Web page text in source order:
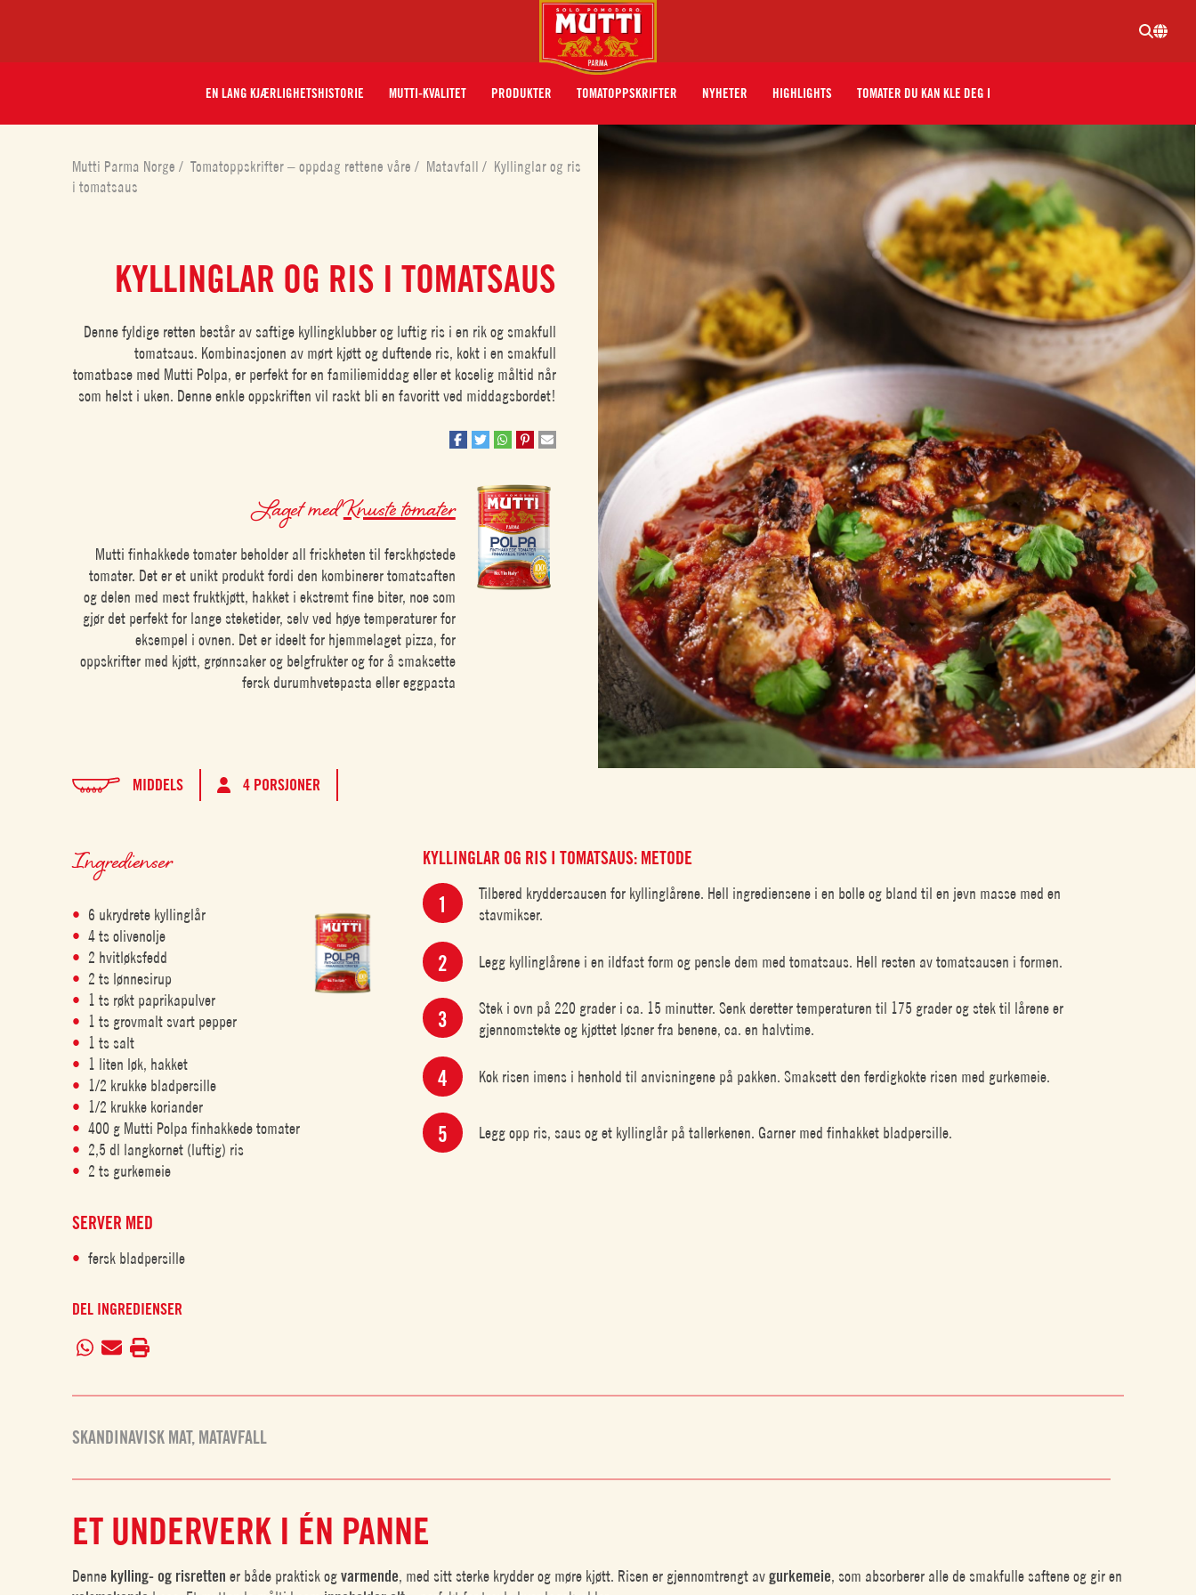
EN LANG KJÆRLIGHETSHISTORIE MUTTI-KVALITET PRODUKTER TOMATOPPSKRIFTER NYHETER HIGHLIGHTS TOMATER DU KAN KLE DEG I
Mutti Parma Norge/ Tomatoppskrifter – oppdag rettene våre/ Matavfall/ Kyllinglar og ris
i tomatsaus
KYLLINGLAR OG RIS I TOMATSAUS
Denne fyldige retten består av saftige kyllingklubber og luftig ris i en rik og smakfull
tomatsaus. Kombinasjonen av mørt kjøtt og duftende ris, kokt i en smakfull
tomatbase med Mutti Polpa, er perfekt for en familiemiddag eller et koselig måltid når
som helst i uken. Denne enkle oppskriften vil raskt bli en favoritt ved middagsbordet!
Laget medKnuste tomater
Mutti finhakkede tomater beholder all friskheten til ferskhøstede
tomater. Det er et unikt produkt fordi den kombinerer tomatsaften
og delen med mest fruktkjøtt, hakket i ekstremt fine biter, noe som
gjør det perfekt for lange steketider, selv ved høye temperaturer for
eksempel i ovnen. Det er ideelt for hjemmelaget pizza, for
oppskrifter med kjøtt, grønnsaker og belgfrukter og for å smaksette
fersk durumhvetepasta eller eggpasta
MIDDELS 4 PORSJONER
Ingredienser
6 ukrydrete kyllinglår
4 ts olivenolje
2 hvitløksfedd
2 ts lønnesirup
1 ts røkt paprikapulver
1 ts grovmalt svart pepper
1 ts salt
1 liten løk, hakket
1/2 krukke bladpersille
1/2 krukke koriander
400 g Mutti Polpa finhakkede tomater
2,5 dl langkornet (luftig) ris
2 ts gurkemeie
SERVER MED
fersk bladpersille
DEL INGREDIENSER
KYLLINGLAR OG RIS I TOMATSAUS: METODE
Tilbered kryddersausen for kyllinglårene. Hell ingrediensene i en bolle og bland til en jevn masse med en
stavmikser.
Legg kyllinglårene i en ildfast form og pensle dem med tomatsaus. Hell resten av tomatsausen i formen.
Stek i ovn på 220 grader i ca. 15 minutter. Senk deretter temperaturen til 175 grader og stek til lårene er
gjennomstekte og kjøttet løsner fra benene, ca. en halvtime.
Kok risen imens i henhold til anvisningene på pakken. Smaksett den ferdigkokte risen med gurkemeie.
Legg opp ris, saus og et kyllinglår på tallerkenen. Garner med finhakket bladpersille.
SKANDINAVISK MAT, MATAVFALL
ET UNDERVERK I ÉN PANNE
Denne kylling- og risretten er både praktisk ogvarmende, med sitt sterke krydder og møre kjøtt. Risen er gjennomtrengt avgurkemeie, som absorberer alle de smakfulle saftene og gir en